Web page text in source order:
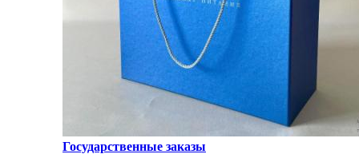
Государственные заказы